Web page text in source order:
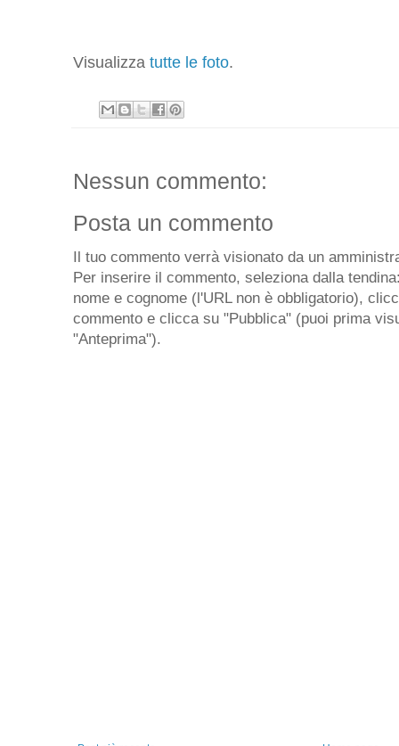
Visualizza tutte le foto.
Nessun commento:
Posta un commento
Il tuo commento verrà visionato da un
Per inserire il commento, seleziona dalla
nome e cognome (l'URL non è obbligatorio),
commento e clicca su "Pubblica" (puoi prima
"Anteprima").